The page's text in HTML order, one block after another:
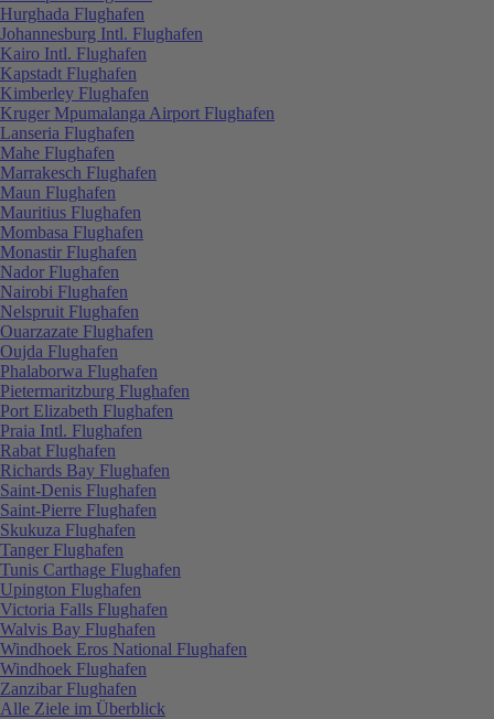
Hurghada Flughafen
Johannesburg Intl. Flughafen
Kairo Intl. Flughafen
Kapstadt Flughafen
Kimberley Flughafen
Kruger Mpumalanga Airport Flughafen
Lanseria Flughafen
Mahe Flughafen
Marrakesch Flughafen
Maun Flughafen
Mauritius Flughafen
Mombasa Flughafen
Monastir Flughafen
Nador Flughafen
Nairobi Flughafen
Nelspruit Flughafen
Ouarzazate Flughafen
Oujda Flughafen
Phalaborwa Flughafen
Pietermaritzburg Flughafen
Port Elizabeth Flughafen
Praia Intl. Flughafen
Rabat Flughafen
Richards Bay Flughafen
Saint-Denis Flughafen
Saint-Pierre Flughafen
Skukuza Flughafen
Tanger Flughafen
Tunis Carthage Flughafen
Upington Flughafen
Victoria Falls Flughafen
Walvis Bay Flughafen
Windhoek Eros National Flughafen
Windhoek Flughafen
Zanzibar Flughafen
Alle Ziele im Überblick